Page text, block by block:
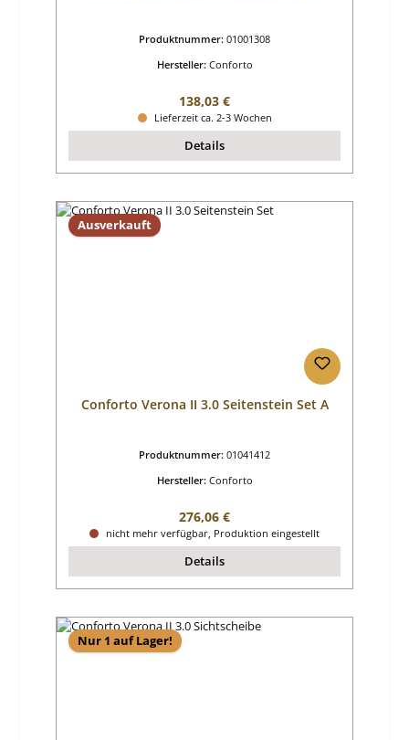
Produktnummer: 01001308
Hersteller: Conforto
Regulärer Preis:
138,03 €
Lieferzeit ca. 2-3 Wochen
Details
Ausverkauft
Conforto Verona II 3.0 Seitenstein Set A
Produktnummer: 01041412
Hersteller: Conforto
Regulärer Preis:
276,06 €
nicht mehr verfügbar, Produktion eingestellt
Details
Nur 1 auf Lager!